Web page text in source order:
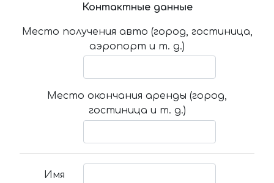
Контактные данные
Место получения авто (город, гостиница,
аэропорт и т. д.)
Место окончания аренды (город,
гостиница и т. д.)
Имя